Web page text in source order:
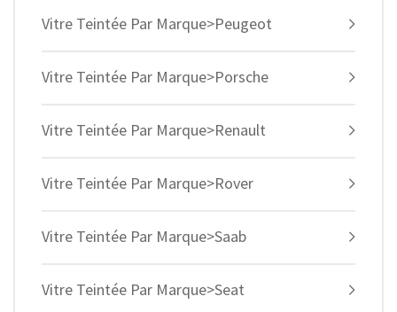
Vitre Teintée Par Marque>Peugeot
Vitre Teintée Par Marque>Porsche
Vitre Teintée Par Marque>Renault
Vitre Teintée Par Marque>Rover
Vitre Teintée Par Marque>Saab
Vitre Teintée Par Marque>Seat